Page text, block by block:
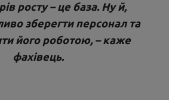
росту – це база. Ну й,
зберегти персонал та
його роботою, – каже
фахівець.